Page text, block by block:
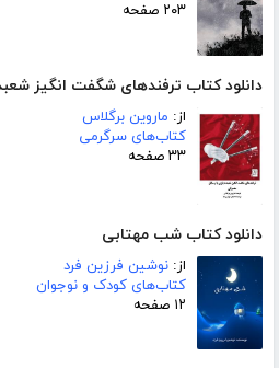
۲۰۳ صفحه
دانلود کتاب ترفندهای شگفت انگیز
از: ماروین برگلاس
کتاب‌های سرگرمی
۳۳ صفحه
دانلود کتاب شب مهتابی
از: نوشین فرزین فرد
کتاب‌های کودک و نوجوان
۱۲ صفحه